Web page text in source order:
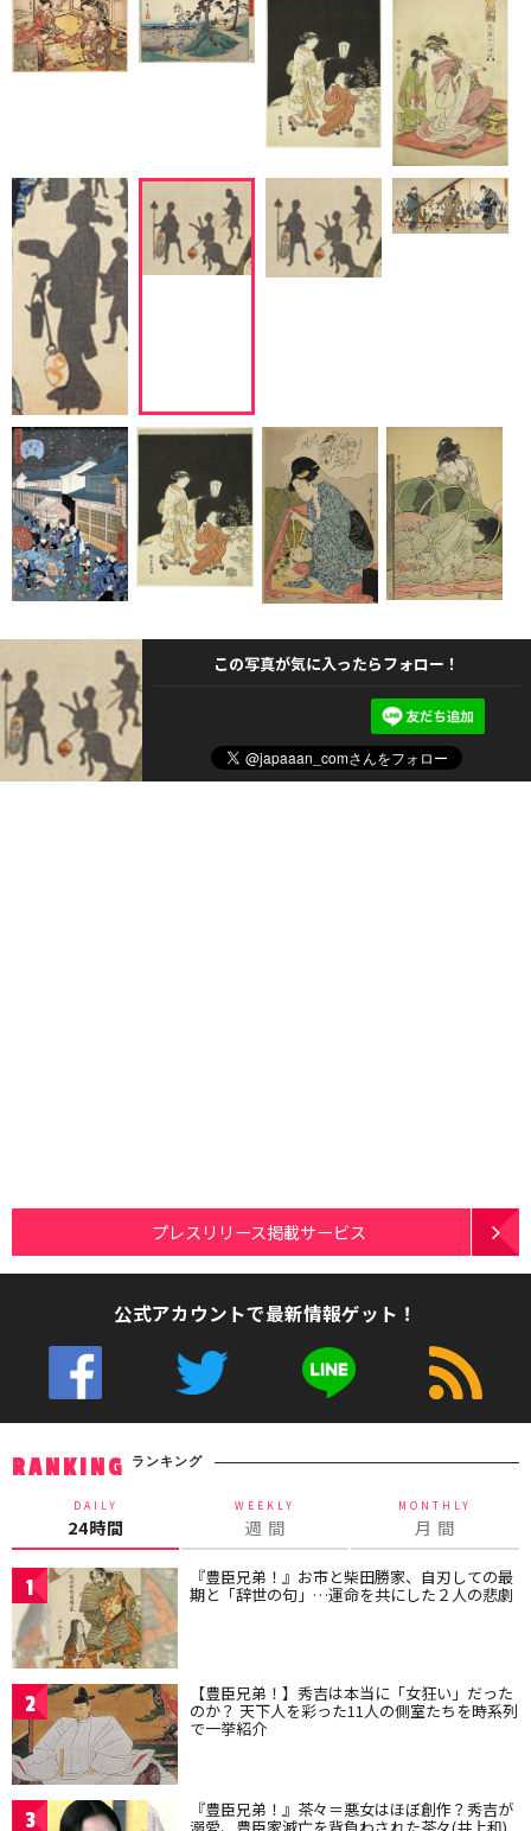
この写真が気に入ったらフォロー！
プレスリリース掲載サービス
公式アカウントで最新情報ゲット！
RANKING ランキング
DAILY
24時間
WEEKLY
週 間
MONTHLY
月 間
1 『豊臣兄弟！』お市と柴田勝家、自刃しての最
期と「辞世の句」…運命を共にした２人の悲劇
2 【豊臣兄弟！】秀吉は本当に「女狂い」だった
のか？ 天下人を彩った11人の側室たちを時系列
で一挙紹介
3 『豊臣兄弟！』茶々＝悪女はほぼ創作？秀吉が